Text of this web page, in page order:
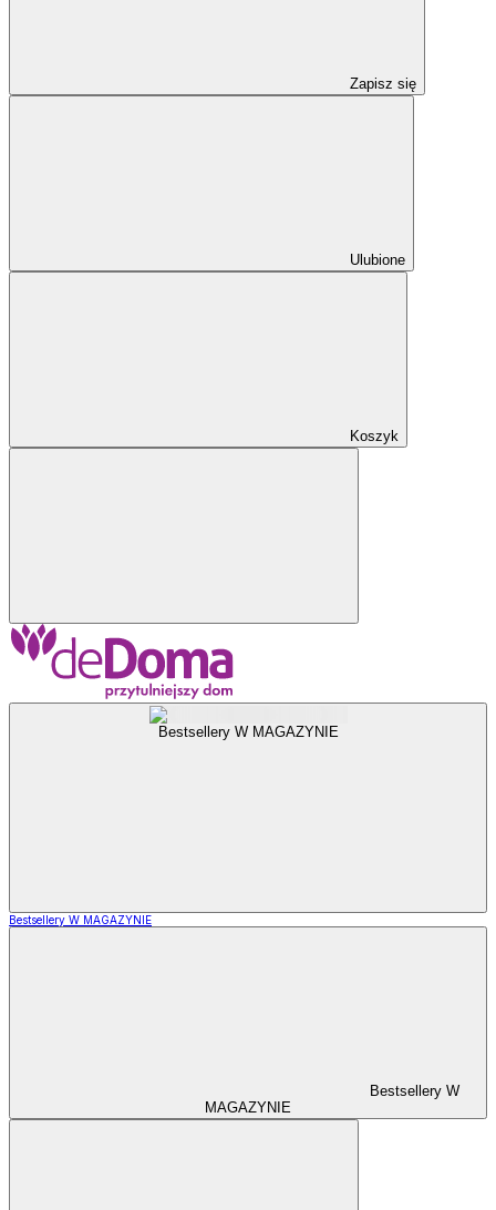
Zapisz się
Ulubione
Koszyk
Bestsellery W MAGAZYNIE
Bestsellery W MAGAZYNIE
Bestsellery W
MAGAZYNIE